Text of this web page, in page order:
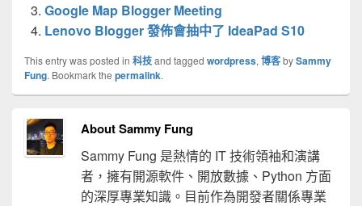
Google Map Blogger Meeting
Lenovo Blogger 發佈會抽中了 IdeaPad S10
This entry was posted in 科技and tagged wordpress, 博客bySammy
Fung. Bookmark the permalink.
About Sammy Fung
Sammy Fung 是熱情的 IT 技術領袖和演講
者，擁有開源軟件、開放數據、Python 方面
的深厚專業知識。目前作為開發者關係專業